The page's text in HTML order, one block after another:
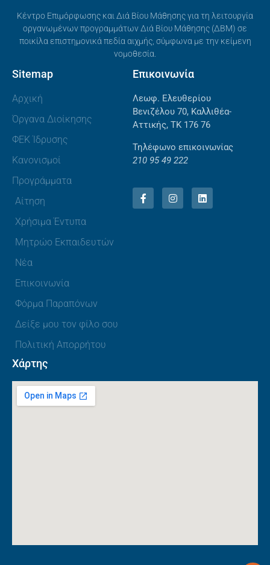
Κέντρο Επιμόρφωσης και Διά Βίου Μάθησης για τη λειτουργία
οργανωμένων προγραμμάτων Διά Βίου Μάθησης (ΔΒΜ) σε
ποικίλα επιστημονικά πεδία αιχμής, σύμφωνα με την κείμενη
νομοθεσία.
Sitemap
Αρχική
Όργανα Διοίκησης
ΦΕΚ Ίδρυσης
Κανονισμοί
Προγράμματα
Αίτηση
Χρήσιμα Έντυπα
Μητρώο Εκπαιδευτών
Νέα
Επικοινωνία
Φόρμα Παραπόνων
Δείξε μου τον φίλο σου
Πολιτική Απορρήτου
Επικοινωνία
Λεωφ. Ελευθερίου
Βενιζέλου 70, Καλλιθέα-
Αττικής, ΤΚ 176 76
Τηλέφωνο επικοινωνίας
210 95 49 222
Χάρτης